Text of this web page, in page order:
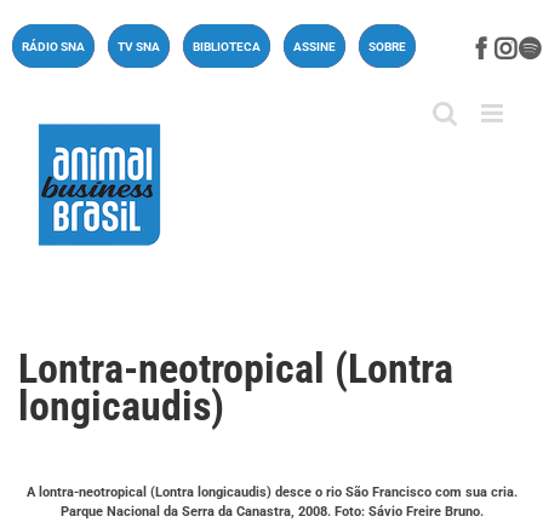
paraRÁDIO SNA TV SNA BIBLIOTECA ASSINE SOBRE
Lontra-neotropical (Lontra
longicaudis)
A lontra-neotropical (Lontra longicaudis) desce o rio São Francisco com sua cria.
Parque Nacional da Serra da Canastra, 2008. Foto: Sávio Freire Bruno.